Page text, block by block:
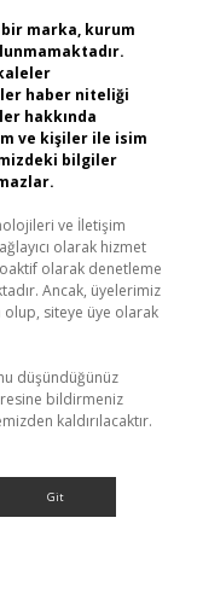
marka, kurum
haber niteliği
hakkında
ve kişiler ile isim
bilgiler
ve İletişim
olarak hizmet
olarak denetleme
Ancak, üyelerimiz
olup, siteye üye olarak
düşündüğünüz
bildirmeniz
kaldırılacaktır.